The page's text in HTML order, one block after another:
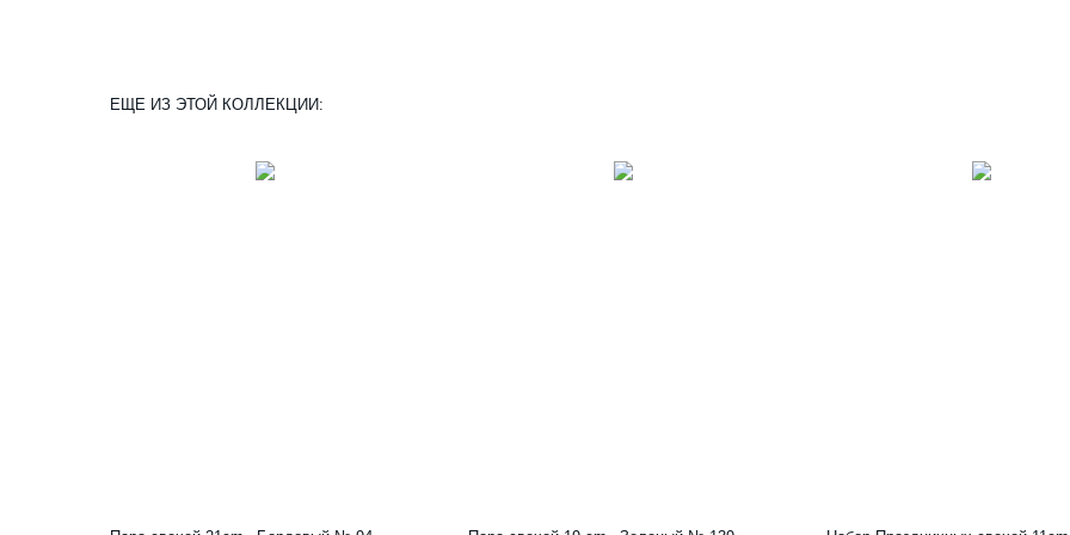
ЕЩЕ ИЗ ЭТОЙ КОЛЛЕКЦИИ: